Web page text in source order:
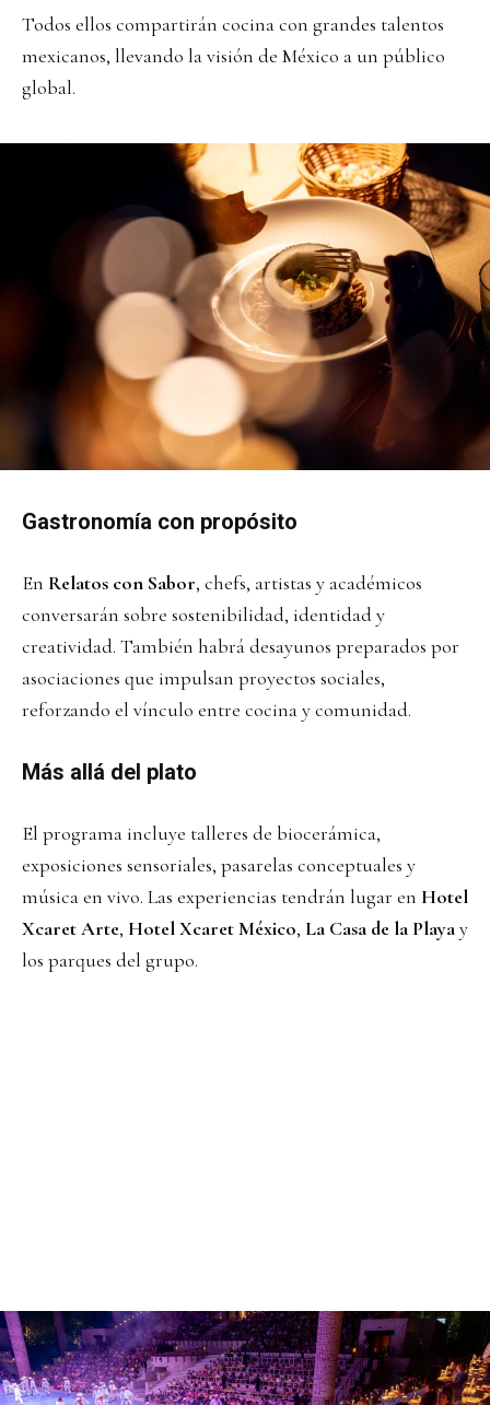
Todos ellos compartirán cocina con grandes talentos
mexicanos, llevando la visión de México a un público
global.
Gastronomía con propósito
En Relatos con Sabor, chefs, artistas y académicos
conversarán sobre sostenibilidad, identidad y
creatividad. También habrá desayunos preparados por
asociaciones que impulsan proyectos sociales,
reforzando el vínculo entre cocina y comunidad.
Más allá del plato
El programa incluye talleres de biocerámica,
exposiciones sensoriales, pasarelas conceptuales y
música en vivo. Las experiencias tendrán lugar en Hotel
Xcaret Arte, Hotel Xcaret México, La Casa de la Playay
los parques del grupo.